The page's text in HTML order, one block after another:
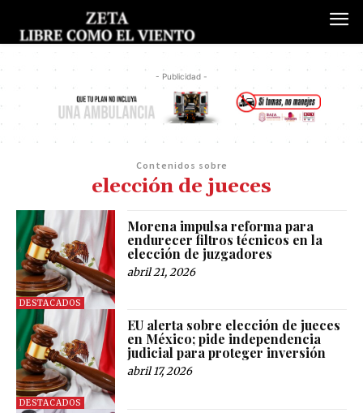
- Publicidad -
Contenidos sobre
elección de jueces
DESTACADOS
Morena impulsa reforma para
endurecer filtros técnicos en la
elección de juzgadores
abril 21, 2026
DESTACADOS
EU alerta sobre elección de jueces
en México; pide independencia
judicial para proteger inversión
abril 17, 2026